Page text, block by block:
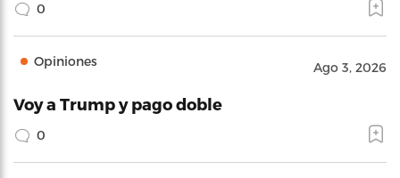
0
Opiniones Ago 3, 2026
Voy a Trump y pago doble
0